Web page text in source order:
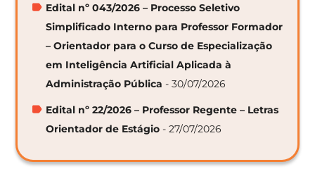
Edital nº 043/2026 – Processo Seletivo
Simplificado Interno para Professor Formador
– Orientador para o Curso de Especialização
em Inteligência Artificial Aplicada à
Administração Pública - 30/07/2026
Edital nº 22/2026 – Professor Regente – Letras
Orientador de Estágio - 27/07/2026